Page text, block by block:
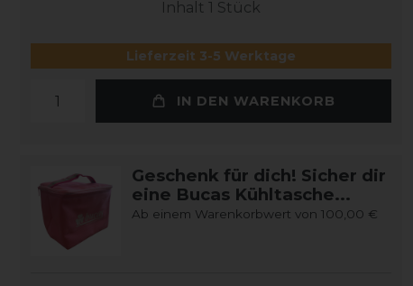
Inhalt 1 Stück
Lieferzeit 3-5 Werktage
IN DEN WARENKORB
Geschenk für dich! Sicher dir
eine Bucas Kühltasche...
Ab einem Warenkorbwert von 100,00 €